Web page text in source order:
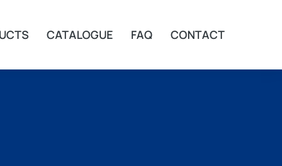
CATALOGUE FAQ CONTACT